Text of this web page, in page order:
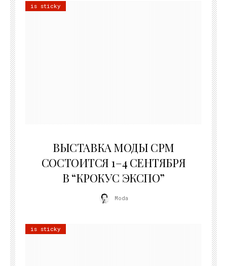
is sticky
ВЫСТАВКА МОДЫ CPM
СОСТОИТСЯ 1–4 СЕНТЯБРЯ
В “КРОКУС ЭКСПО”
Moda
is sticky